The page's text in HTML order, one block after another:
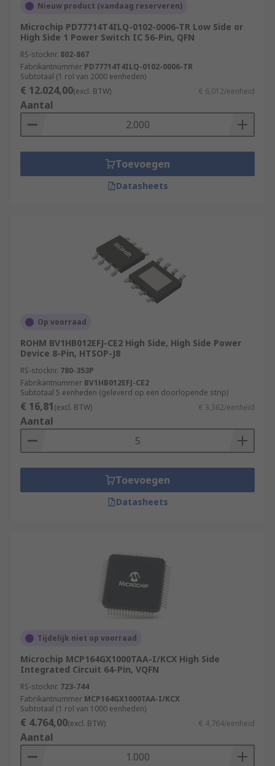
Nieuw product (vandaag reserveren)
Microchip PD77714T4ILQ-0102-0006-TR Low Side or
High Side 1 Power Switch IC 56-Pin, QFN
RS-stocknr. 802-867
Fabrikantnummer PD77714T4ILQ-0102-0006-TR
Subtotaal (1 rol van 2000 eenheden)
€ 12.024,00(excl. BTW) € 6,012/eenheid
Aantal
Toevoegen
Datasheets
Op voorraad
ROHM BV1HB012EFJ-CE2 High Side, High Side Power
Device 8-Pin, HTSOP-J8
RS-stocknr. 780-353P
Fabrikantnummer BV1HB012EFJ-CE2
Subtotaal 5 eenheden (geleverd op een doorlopende strip)
€ 16,81(excl. BTW) € 3,362/eenheid
Aantal
Toevoegen
Datasheets
Tijdelijk niet op voorraad
Microchip MCP164GX1000TAA-I/KCX High Side
Integrated Circuit 64-Pin, VQFN
RS-stocknr. 723-744
Fabrikantnummer MCP164GX1000TAA-I/KCX
Subtotaal (1 rol van 1000 eenheden)
€ 4.764,00(excl. BTW) € 4,764/eenheid
Aantal